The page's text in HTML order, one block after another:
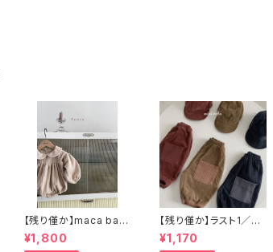
【残り僅か】maca bab
ysuit (BABY) コーデュ
ロイロンパース
¥1,800
【残り僅か】ラスト1／bb
ang pants (BABY) コ
ーデュロイパンツ
¥1,170